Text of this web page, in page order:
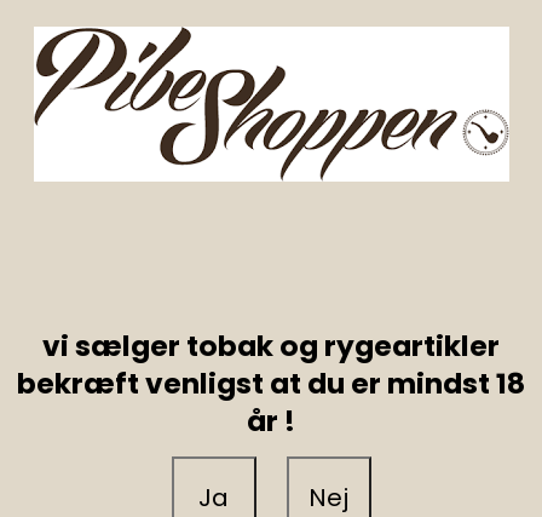
vi sælger tobak og rygeartikler
bekræft venligst at du er mindst 18
år !
Ja Nej